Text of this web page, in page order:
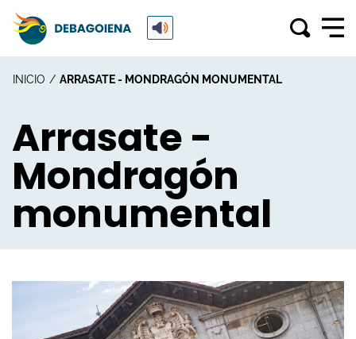
INICIO ARRASATE - MONDRAGÓN MONUMENTAL
Arrasate -
Mondragón
monumental